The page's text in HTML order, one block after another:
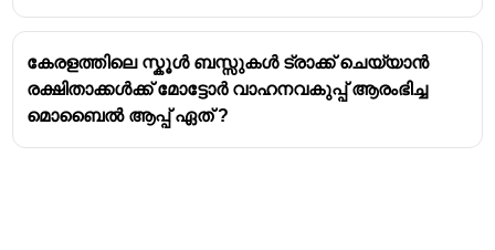
കേരളത്തിലെ സ്കൂൾ ബസ്സുകൾ ട്രാക്ക് ചെയ്യാൻ
രക്ഷിതാക്കൾക്ക് മോട്ടോർ വാഹനവകുപ്പ് ആരംഭിച്ച
മൊബൈൽ ആപ്പ് ഏത് ?